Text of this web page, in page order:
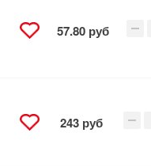
57.80 руб
243 руб